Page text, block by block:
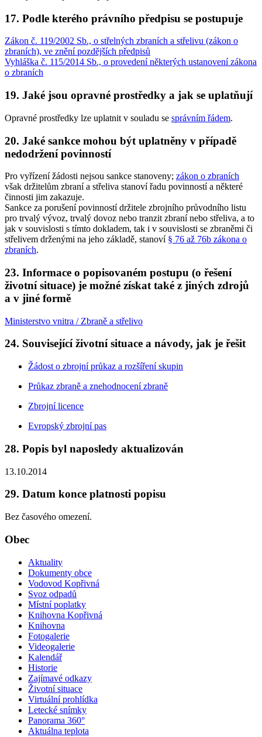
17. Podle kterého právního předpisu se postupuje
Zákon č. 119/2002 Sb., o střelných zbraních a střelivu (zákon o
zbraních), ve znění pozdějších předpisů
Vyhláška č. 115/2014 Sb., o provedení některých ustanovení zákona
o zbraních
19. Jaké jsou opravné prostředky a jak se uplatňují
Opravné prostředky lze uplatnit v souladu se správním řádem.
20. Jaké sankce mohou být uplatněny v případě
nedodržení povinností
Pro vyřízení žádosti nejsou sankce stanoveny; zákon o zbraních
však držitelům zbraní a střeliva stanoví řadu povinností a některé
činnosti jim zakazuje.
Sankce za porušení povinností držitele zbrojního průvodního listu
pro trvalý vývoz, trvalý dovoz nebo tranzit zbraní nebo střeliva, a to
jak v souvislosti s tímto dokladem, tak i v souvislosti se zbraněmi či
střelivem drženými na jeho základě, stanoví § 76 až 76b zákona o
zbraních.
23. Informace o popisovaném postupu (o řešení
životní situace) je možné získat také z jiných zdrojů
a v jiné formě
Ministerstvo vnitra / Zbraně a střelivo
24. Související životní situace a návody, jak je řešit
Žádost o zbrojní průkaz a rozšíření skupin
Průkaz zbraně a znehodnocení zbraně
Zbrojní licence
Evropský zbrojní pas
28. Popis byl naposledy aktualizován
13.10.2014
29. Datum konce platnosti popisu
Bez časového omezení.
Obec
Aktuality
Dokumenty obce
Vodovod Kopřivná
Svoz odpadů
Místní poplatky
Knihovna Kopřivná
Knihovna
Fotogalerie
Videogalerie
Kalendář
Historie
Zajímavé odkazy
Životní situace
Virtuální prohlídka
Letecké snímky
Panorama 360°
Aktuálna teplota